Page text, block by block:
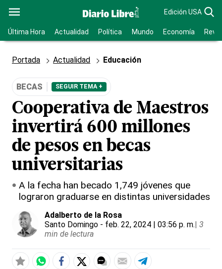
Edición USA
Última Hora Actualidad Política Mundo Economía
Portada Actualidad Educación
BECAS SEGUIR TEMA +
Cooperativa de Maestros
invertirá 600 millones
de pesos en becas
universitarias
A la fecha han becado 1,749 jóvenes que
lograron graduarse en distintas universidades
Adalberto de la Rosa
Santo Domingo - feb. 22, 2024 | 03:56 p. m.| 3
min de lectura